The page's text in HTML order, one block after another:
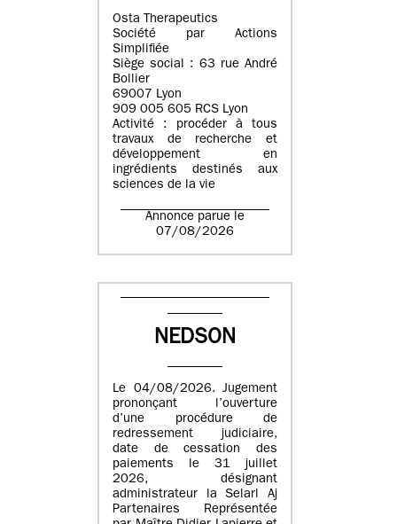
Osta Therapeutics
Société par Actions
Simplifiée
Siège social : 63 rue André
Bollier
69007 Lyon
909 005 605 RCS Lyon
Activité : procéder à tous
travaux de recherche et
développement en
ingrédients destinés aux
sciences de la vie
Annonce parue le
07/08/2026
NEDSON
Le 04/08/2026. Jugement
prononçant l’ouverture
d’une procédure de
redressement judiciaire,
date de cessation des
paiements le 31 juillet
2026, désignant
administrateur la Selarl Aj
Partenaires Représentée